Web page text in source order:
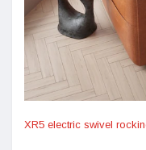
XR5 electric swivel